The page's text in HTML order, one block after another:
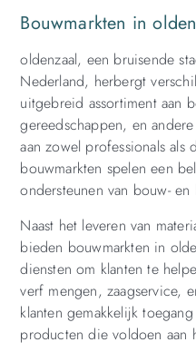
Bouwmarkten in
oldenzaal, een bruisende
Nederland, herbergt
uitgebreid assortiment aan
gereedschappen, en
aan zowel professionals als
bouwmarkten spelen een
ondersteunen van bouw-
Naast het leveren van
bieden bouwmarkten in
diensten om klanten te
verf mengen, zaagservice,
klanten gemakkelijk
producten die voldoen aan